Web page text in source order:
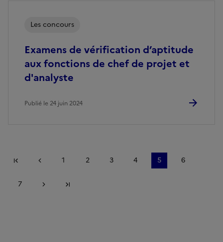
Examens de vérification d’aptitude
aux fonctions de chef de projet et
d'analyste
Les concours
Publié le 24 juin 2024
Première pagePage précédente
1 2 3 4 5 6
7 Page suivante